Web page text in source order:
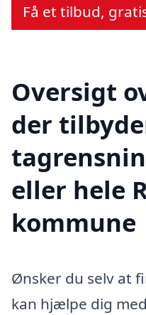
Få et tilbud,
Oversigt
der
eller hele
kommune
Ønsker du selv at
kan hjælpe dig